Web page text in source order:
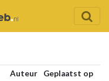
Auteur
Geplaatst op